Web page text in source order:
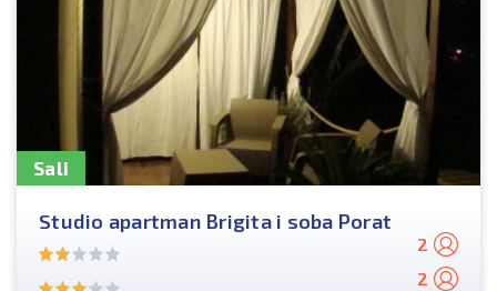
Sali
Studio apartman Brigita i soba Porat
2
2